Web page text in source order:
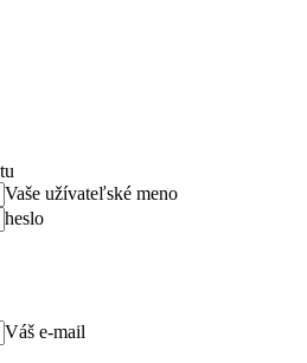
Vaše užívateľské meno
heslo
Váš e-mail